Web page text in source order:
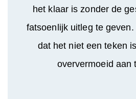
het klaar is zonder de
fatsoenlijk uitleg te
dat het niet een teken
oververmoeid aan